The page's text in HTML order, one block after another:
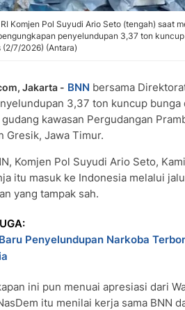
Komjen Pol Suyudi Ario Seto (tengah) saat
penyelundupan 3,37 ton
(2/7/2026) (Antara)
Jakarta - BNN bersama
3,37 ton kuncup
kawasan Pergudangan
Gresik, Jawa Timur.
Komjen Pol Suyudi Ario Seto,
itu masuk ke Indonesia melalui
yang tampak sah.
Penyelundupan Narkoba
ini pun menuai apresiasi dari
itu menilai kerja sama BNN